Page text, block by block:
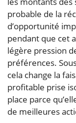
probable de la
d’opportunité
pendant que cet
légère pression
préférences.
cela change la
profitable prise
place parce
de meilleures